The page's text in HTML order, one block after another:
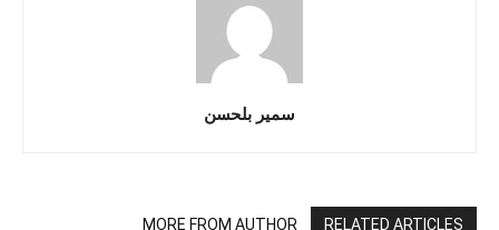
سمير بلحسن
RELATED ARTICLES
MORE FROM AUTHOR